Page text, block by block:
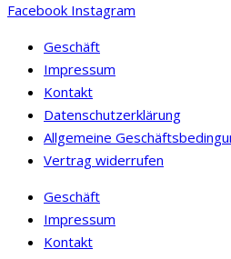
Facebook Instagram
Geschäft
Impressum
Kontakt
Datenschutzerklärung
Allgemeine
Vertrag widerrufen
Geschäft
Impressum
Kontakt